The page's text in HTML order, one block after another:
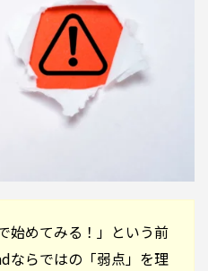
始めてみる！」という前
ならではの「弱点」を理